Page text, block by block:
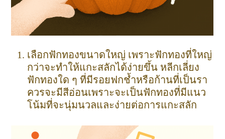
เลือกฟักทองขนาดใหญ่ เพราะฟักทองที่ใหญ่
กว่าจะทำให้แกะสลักได้ง่ายขึ้น หลีกเลี่ยง
ฟักทองใด ๆ ที่มีรอยฟกช้ำหรือก้านที่เป็นรา
ควรจะมีสีอ่อนเพราะจะเป็นฟักทองที่มีแนว
โน้มที่จะนุ่มนวลและง่ายต่อการแกะสลัก